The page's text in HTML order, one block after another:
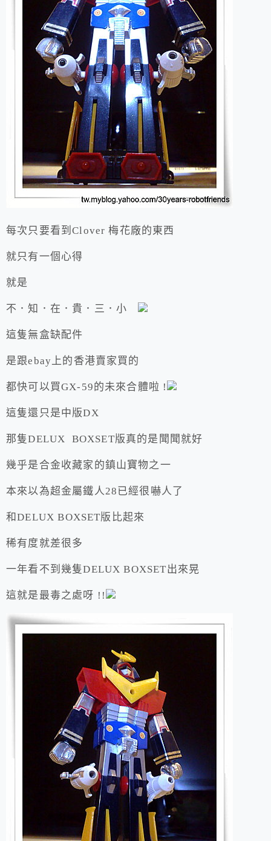
每次只要看到Clover 梅花廠的東西
就只有一個心得
就是
不．知．在．貴．三．小
這隻無盒缺配件
是跟ebay上的香港賣家買的
都快可以買GX-59的未來合體啦 !
這隻還只是中版DX
那隻DELUX BOXSET版真的是聞聞就好
幾乎是合金收藏家的鎮山寶物之一
本來以為超金屬鐵人28已經很嚇人了
和DELUX BOXSET版比起來
稀有度就差很多
一年看不到幾隻DELUX BOXSET出來晃
這就是最毒之處呀 !!